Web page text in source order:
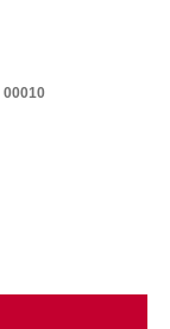
00010